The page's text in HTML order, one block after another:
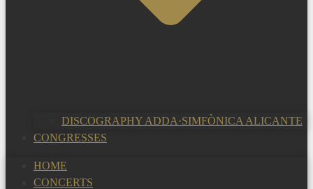
DISCOGRAPHY ADDA·SIMFÒNICA ALICANTE
CONGRESSES
HOME
CONCERTS